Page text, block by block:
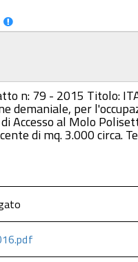
n: 79 - 2015 Titolo:
demaniale, per
Accesso al Molo
di mq. 3.000 circa.